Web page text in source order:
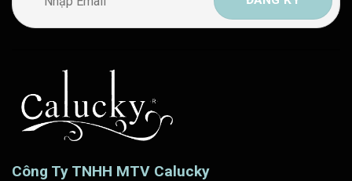
Công Ty TNHH MTV Calucky